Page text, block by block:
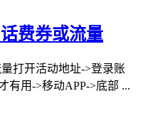
费券或流量
打开活动地址->登录账
有用->移动APP->底部 ...